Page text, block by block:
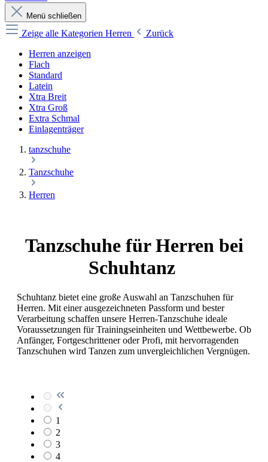
Menü schließen
Zeige alle Kategorien Herren
Zurück
Herren anzeigen
Flach
Standard
Latein
Xtra Breit
Xtra Groß
Extra Schmal
Einlagenträger
tanzschuhe
Tanzschuhe
Herren
Tanzschuhe für Herren bei
Schuhtanz
Schuhtanz bietet eine große Auswahl an Tanzschuhen für
Herren. Mit einer ausgezeichneten Passform und bester
Verarbeitung schaffen unsere Herren-Tanzschuhe ideale
Voraussetzungen für Trainingseinheiten und Wettbewerbe. Ob
Anfänger, Fortgeschrittener oder Profi, mit hervorragenden
Tanzschuhen wird Tanzen zum unvergleichlichen Vergnügen.
1
2
3
4